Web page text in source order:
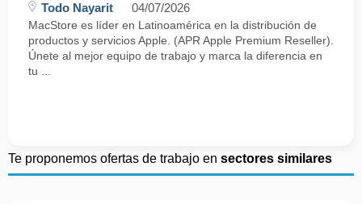
Todo Nayarit 04/07/2026
MacStore es líder en Latinoamérica en la distribución de
productos y servicios Apple. (APR Apple Premium Reseller).
Únete al mejor equipo de trabajo y marca la diferencia en
tu ...
Te proponemos ofertas de trabajo en sectores similares